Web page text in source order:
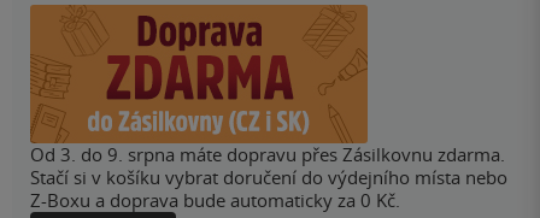
Od 3. do 9. srpna máte dopravu přes Zásilkovnu zdarma.
Stačí si v košíku vybrat doručení do výdejního místa nebo
Z-Boxu a doprava bude automaticky za 0 Kč.